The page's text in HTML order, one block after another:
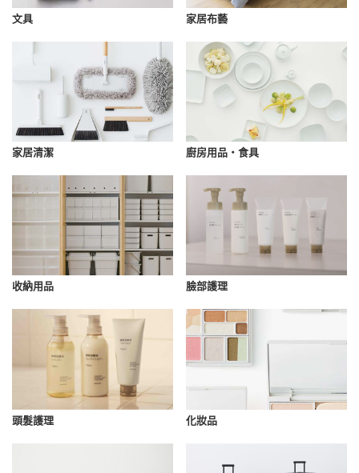
文具 家居布藝
家居清潔 廚房用品・食具
收納用品 臉部護理
頭髮護理 化妝品